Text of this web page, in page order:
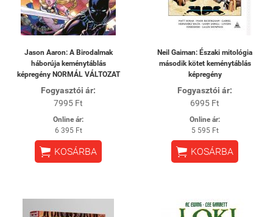
Jason Aaron: A Birodalmak
háborúja keménytáblás
képregény NORMÁL VÁLTOZAT
Fogyasztói ár:
7995 Ft
Online ár:
6 395 Ft
 KOSÁRBA
Neil Gaiman: Északi mitológia
második kötet keménytáblás
képregény
Fogyasztói ár:
6995 Ft
Online ár:
5 595 Ft
 KOSÁRBA